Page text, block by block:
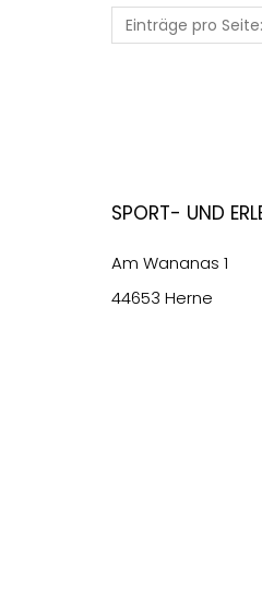
Einträge pro Seite:
Sport- und
Am Wananas 1
44653 Herne